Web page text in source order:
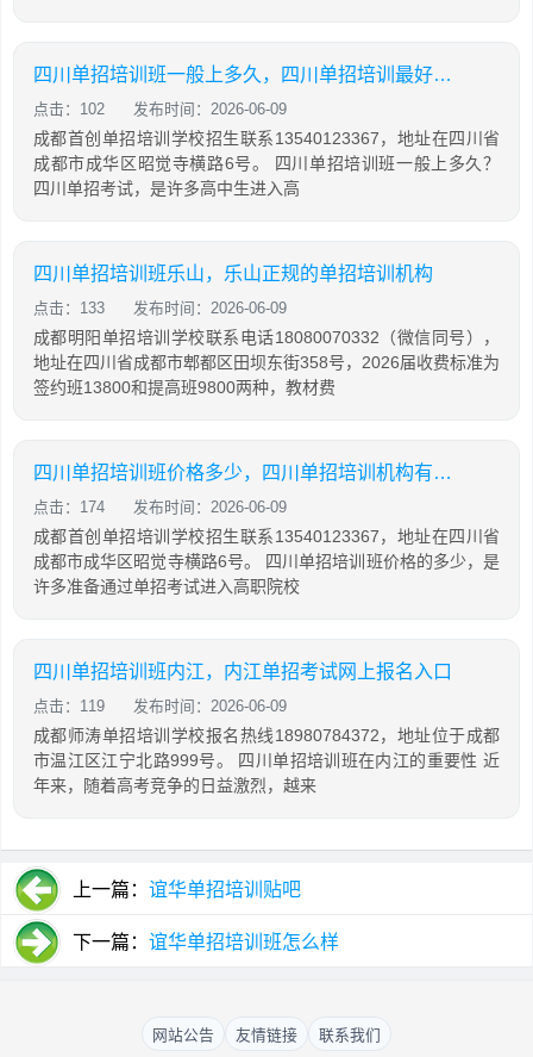
四川单招培训班一般上多久，四川单招培训最好的学校
点击：102 发布时间：2026-06-09
成都首创单招培训学校招生联系13540123367，地址在四川省
成都市成华区昭觉寺横路6号。 四川单招培训班一般上多久？
四川单招考试，是许多高中生进入高
四川单招培训班乐山，乐山正规的单招培训机构
点击：133 发布时间：2026-06-09
成都明阳单招培训学校联系电话18080070332（微信同号），
地址在四川省成都市郫都区田坝东街358号，2026届收费标准为
签约班13800和提高班9800两种，教材费
四川单招培训班价格多少，四川单招培训机构有哪些
点击：174 发布时间：2026-06-09
成都首创单招培训学校招生联系13540123367，地址在四川省
成都市成华区昭觉寺横路6号。 四川单招培训班价格的多少，是
许多准备通过单招考试进入高职院校
四川单招培训班内江，内江单招考试网上报名入口
点击：119 发布时间：2026-06-09
成都师涛单招培训学校报名热线18980784372，地址位于成都
市温江区江宁北路999号。 四川单招培训班在内江的重要性 近
年来，随着高考竞争的日益激烈，越来
上一篇： 谊华单招培训贴吧
下一篇： 谊华单招培训班怎么样
网站公告 友情链接 联系我们